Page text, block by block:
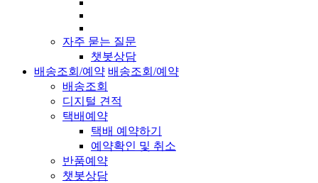
자주 묻는 질문
챗봇상담
배송조회/예약 배송조회/예약
배송조회
디지털 견적
택배예약
택배 예약하기
예약확인 및 취소
반품예약
챗봇상담